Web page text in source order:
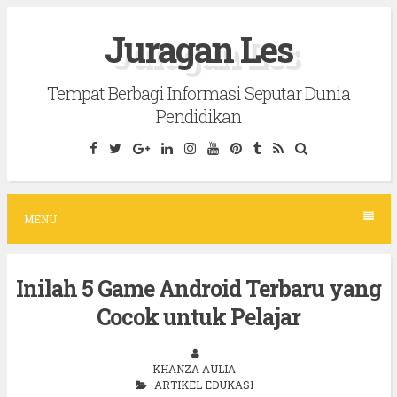
c
Juragan Les
Tempat Berbagi Informasi Seputar Dunia
Pendidikan
MENU
Inilah 5 Game Android Terbaru yang
Cocok untuk Pelajar
KHANZA AULIA
ARTIKEL EDUKASI